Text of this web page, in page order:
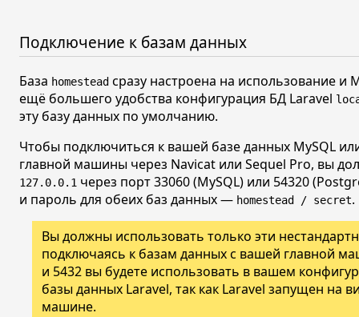
Подключение к базам данных
База homestead сразу настроена на использование и
ещё большего удобства конфигурация БД Laravel
эту базу данных по умолчанию.
Чтобы подключиться к вашей базе данных MySQL
главной машины через Navicat или Sequel Pro, вы
127.0.0.1 через порт 33060 (MySQL) или 54320
и пароль для обеих баз данных — homestead / secret.
Вы должны использовать только эти
подключаясь к базам данных с вашей главной
и 5432 вы будете использовать в вашем
базы данных Laravel, так как Laravel запущен на
машине.